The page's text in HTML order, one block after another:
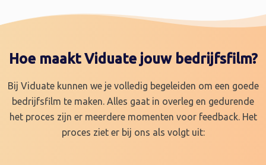
Hoe maakt Viduate jouw bedrijfsfilm?
Bij Viduate kunnen we je volledig begeleiden om een goede
bedrijfsfilm te maken. Alles gaat in overleg en gedurende
het proces zijn er meerdere momenten voor feedback. Het
proces ziet er bij ons als volgt uit: